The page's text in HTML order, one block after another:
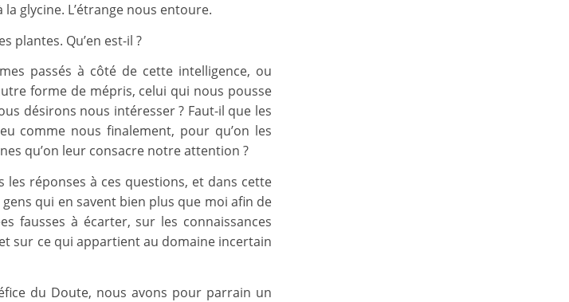
glycine. L’étrange nous entoure.
plantes. Qu’en est-il ?
passés à côté de cette intelligence, ou
forme de mépris, celui qui nous pousse
désirons nous intéresser ? Faut-il que les
comme nous finalement, pour qu’on les
qu’on leur consacre notre attention ?
les réponses à ces questions, et dans cette
qui en savent bien plus que moi afin de
fausses à écarter, sur les connaissances
sur ce qui appartient au domaine incertain
du Doute, nous avons pour parrain un